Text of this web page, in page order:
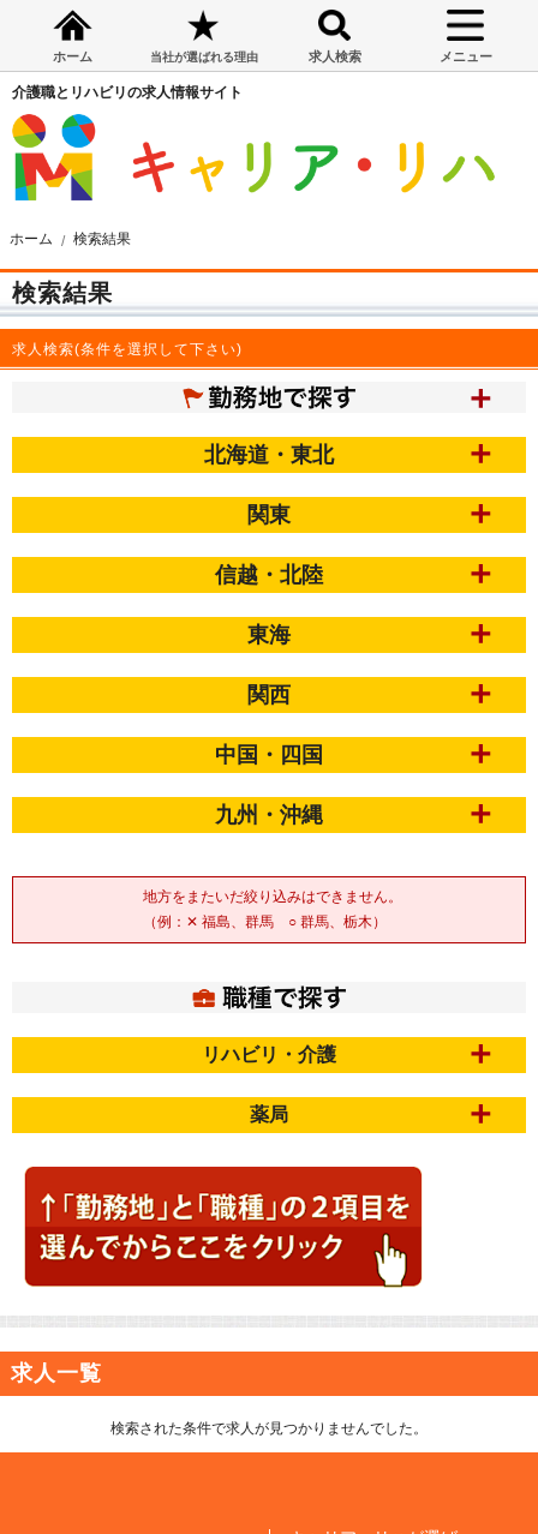
ホーム 当社が選ばれる理由 求人検索 メニュー
介護職とリハビリの求人情報サイト
ホーム 検索結果
検索結果
求人検索(条件を選択して下さい)
北海道・東北
関東
信越・北陸
東海
関西
中国・四国
九州・沖縄
地方をまたいだ絞り込みはできません。
（例：✕ 福島、群馬 ○ 群馬、栃木）
リハビリ・介護
薬局
求人一覧
検索された条件で求人が見つかりませんでした。